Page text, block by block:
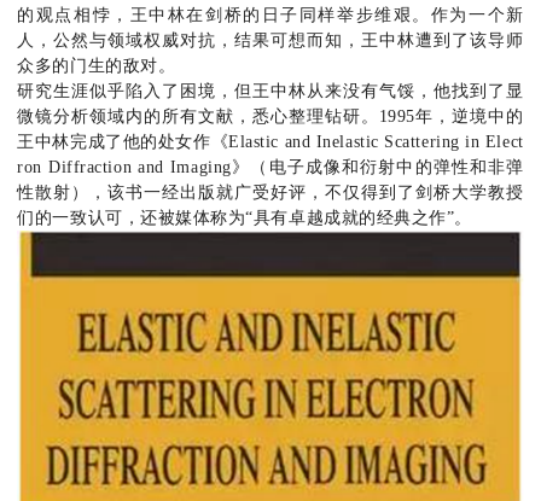
的观点相悖，王中林在剑桥的日子同样举步维艰。作为一个新
人，公然与领域权威对抗，结果可想而知，王中林遭到了该导师
众多的门生的敌对。
研究生涯似乎陷入了困境，但王中林从来没有气馁，他找到了显
微镜分析领域内的所有文献，悉心整理钻研。1995年，逆境中的
王中林完成了他的处女作《Elastic and Inelastic Scattering in Elect
ron Diffraction and Imaging》（电子成像和衍射中的弹性和非弹
性散射），该书一经出版就广受好评，不仅得到了剑桥大学教授
们的一致认可，还被媒体称为“具有卓越成就的经典之作”。